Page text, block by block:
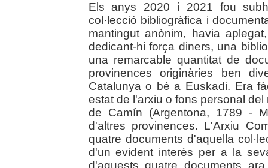
Els anys 2020 i 2021 fou
col·lecció bibliogràfica i
mantingut anònim, havia
dedicant-hi força diners, una
una remarcable quantitat de
provinences originàries ben
Catalunya o bé a Euskadi. Era
estat de l'arxiu o fons personal
de Camín (Argentona, 1789 -
d'altres provinences. L'Arxiu
quatre documents d'aquella
d'un evident interès per a la
d'aquests quatre documents